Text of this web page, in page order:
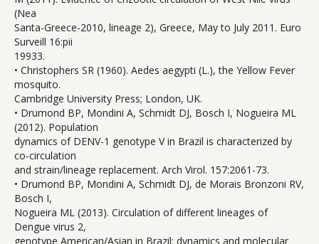
(Nea
Santa-Greece-2010, lineage 2), Greece, May to July 2011. Euro
Surveill 16:pii
19933.
• Christophers SR (1960). Aedes aegypti (L.), the Yellow Fever
mosquito.
Cambridge University Press; London, UK.
• Drumond BP, Mondini A, Schmidt DJ, Bosch I, Nogueira ML
(2012). Population
dynamics of DENV-1 genotype V in Brazil is characterized by
co-circulation
and strain/lineage replacement. Arch Virol. 157:2061-73.
• Drumond BP, Mondini A, Schmidt DJ, de Morais Bronzoni RV,
Bosch I,
Nogueira ML (2013). Circulation of different lineages of
Dengue virus 2,
genotype American/Asian in Brazil: dynamics and molecular